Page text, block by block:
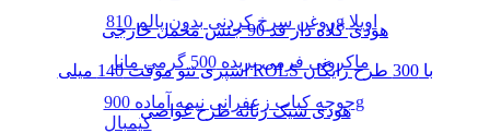
روغن سرخ کردنی بدون پالم 810g اویلا
ماکرونی فرمی بریده 500 گرمی مانا
جوجه کباب زعفرانی نیمه آماده 900g
کیمبال
هودی کلاه دار قد 90 جنس مخمل خارجی
اسپری تتو موقت 140 میلی ROLS با 300 طرح رایگان
هودی شیک زنانه طرح غواصی